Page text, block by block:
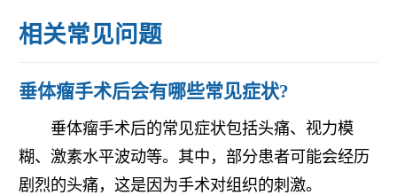
相关常见问题
垂体瘤手术后会有哪些常见症状?
垂体瘤手术后的常见症状包括头痛、视力模
糊、激素水平波动等。其中，部分患者可能会经历
剧烈的头痛，这是因为手术对组织的刺激。